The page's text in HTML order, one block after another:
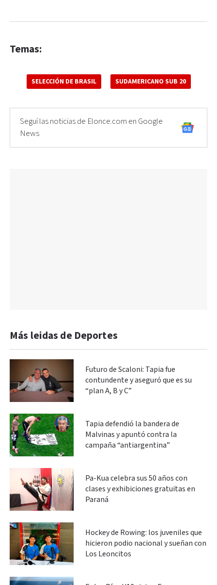
Temas:
SELECCIÓN DE BRASIL SUDAMERICANO SUB 20
Seguí las noticias de Elonce.com en Google
News
Más leidas de Deportes
Futuro de Scaloni: Tapia fue
contundente y aseguró que es su
“plan A, B y C”
Tapia defendió la bandera de
Malvinas y apuntó contra la
campaña “antiargentina”
Pa-Kua celebra sus 50 años con
clases y exhibiciones gratuitas en
Paraná
Hockey de Rowing: los juveniles que
hicieron podio nacional y sueñan con
Los Leoncitos